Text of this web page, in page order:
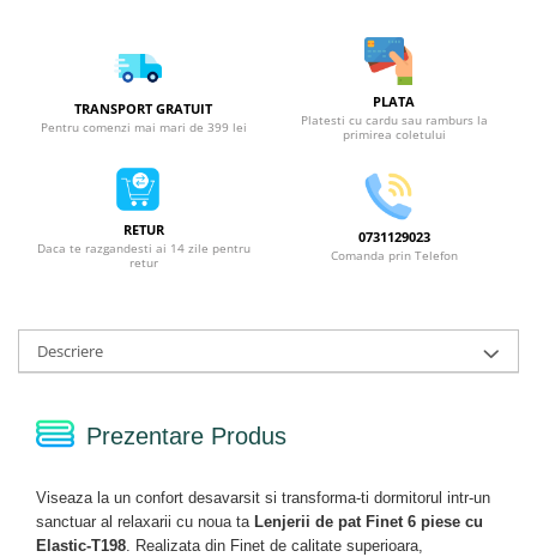
TRANSPORT GRATUIT
Pentru comenzi mai mari de 399 lei
PLATA
Platesti cu cardu sau ramburs la
primirea coletului
RETUR
Daca te razgandesti ai 14 zile pentru
retur
0731129023
Comanda prin Telefon
Descriere
Prezentare Produs
Viseaza la un confort desavarsit si transforma-ti dormitorul intr-un
sanctuar al relaxarii cu noua ta Lenjerii de pat Finet 6 piese cu
Elastic-T198 . Realizata din Finet de calitate superioara,